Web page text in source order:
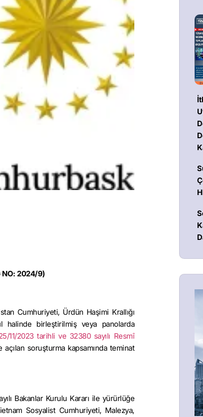
NO: 2024/9)
Cumhuriyeti, Ürdün Haşimi Krallığı
halinde birleştirilmiş veya panolarda
11/2023 tarihli ve 32380 sayılı Resmî
açılan soruşturma kapsamında teminat
Bakanlar Kurulu Kararı ile yürürlüğe
Sosyalist Cumhuriyeti, Malezya,